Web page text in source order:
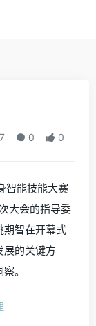
0 0
智能技能大赛
大会的指导委
期智在开幕式
展的关键方
。